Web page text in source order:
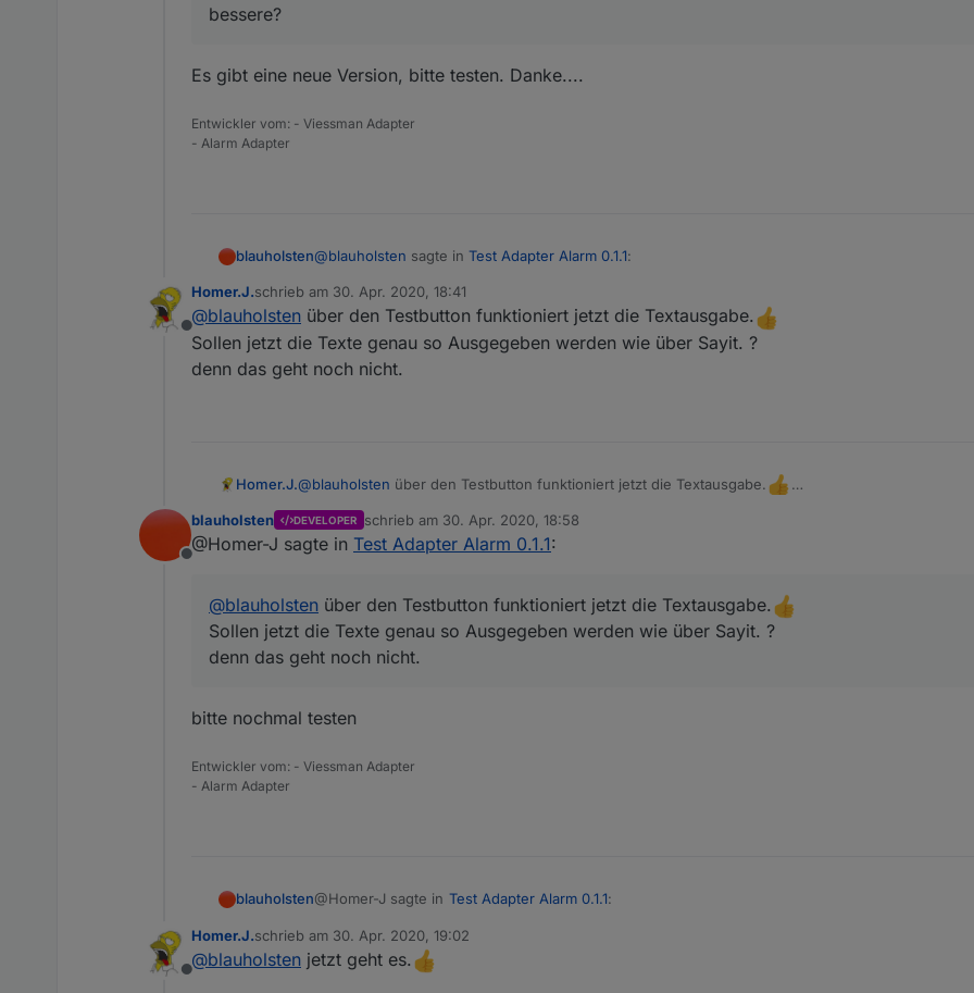
bessere?
Es gibt eine neue Version, bitte testen. Danke....
Entwickler vom: - Viessman Adapter
- Alarm Adapter
blauholsten@blauholsten sagte in Test Adapter Alarm 0.1.1:
@Homer-J
Okay, im GitHub habe ich ein issued wo der Datenpunkt beschrieben ist. Also ist der speak
bessere?
Es gibt eine neue Version, bitte testen. Danke....
Offline
Homer.J.schrieb am 30. Apr. 2020, 18:41
zuletzt editiert von
@blauholsten über den Testbutton funktioniert jetzt die Textausgabe.
Sollen jetzt die Texte genau so Ausgegeben werden wie über Sayit. ?
denn das geht noch nicht.
Homer.J.@blauholsten über den Testbutton funktioniert jetzt die Textausgabe.
Sollen jetzt die Texte genau so Ausgegeben werden wie über Sayit. ?
denn das geht noch nicht.
Offline
blauholsten DEVELOPER schrieb am 30. Apr. 2020, 18:58
zuletzt editiert von
@Homer-J sagte in Test Adapter Alarm 0.1.1:
@blauholsten über den Testbutton funktioniert jetzt die Textausgabe.
Sollen jetzt die Texte genau so Ausgegeben werden wie über Sayit. ?
denn das geht noch nicht.
bitte nochmal testen
Entwickler vom: - Viessman Adapter
- Alarm Adapter
blauholsten@Homer-J sagte in Test Adapter Alarm 0.1.1:
@ blauholstenüber den Testbutton funktioniert jetzt die Textausgabe.
Offline
Homer.J.schrieb am 30. Apr. 2020, 19:02
zuletzt editiert von
@blauholsten jetzt geht es.